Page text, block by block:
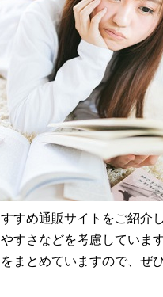
すめ通販サイトをご紹介し
すさなどを考慮しています
まとめていますので、ぜ